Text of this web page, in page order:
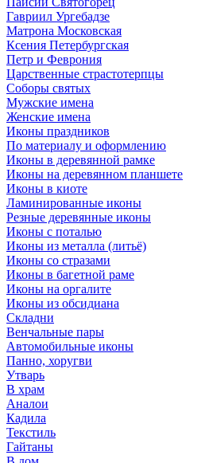
Гавриил Ургебадзе
Матрона Московская
Ксения Петербургская
Петр и Феврония
Царственные страстотерпцы
Соборы святых
Мужские имена
Женские имена
Иконы праздников
По материалу и оформлению
Иконы в деревянной рамке
Иконы на деревянном планшете
Иконы в киоте
Ламинированные иконы
Резные деревянные иконы
Иконы с поталью
Иконы из металла (литьё)
Иконы со стразами
Иконы в багетной раме
Иконы на оргалите
Иконы из обсидиана
Складни
Венчальные пары
Автомобильные иконы
Панно, хоругви
Утварь
В храм
Аналои
Кадила
Текстиль
Гайтаны